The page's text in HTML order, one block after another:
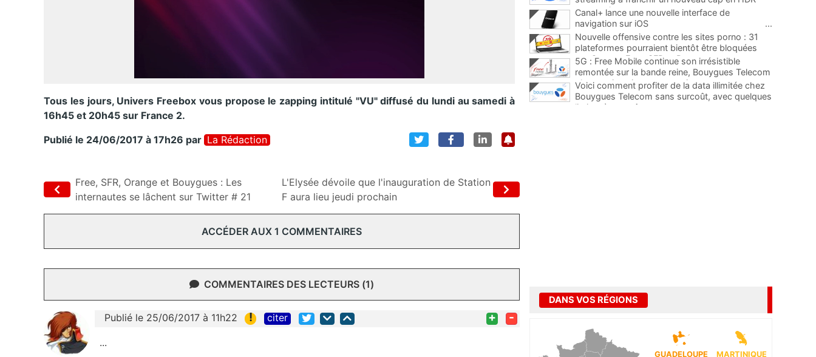
Tous les jours, Univers Freebox vous propose le zapping intitulé "VU" diffusé du lundi au samedi à
16h45 et 20h45 sur France 2.
Publié le 24/06/2017 à 17h26 par La Rédaction
Free, SFR, Orange et Bouygues : Les
internautes se lâchent sur Twitter # 21
L'Elysée dévoile que l'inauguration de Station
F aura lieu jeudi prochain
ACCÉDER AUX 1 COMMENTAIRES
COMMENTAIRES DES LECTEURS (1)
Publié le 25/06/2017 à 11h22 ! citer + -
...
avec ce lancement
Canal+ lance une nouvelle interface de
navigation sur iOS
...
Nouvelle offensive contre les sites porno : 31
plateformes pourraient bientôt être bloquées
par Orange, Free, SFR et Bouygues
5G : Free Mobile continue son irrésistible
remontée sur la bande reine, Bouygues Telecom
plus que jamais sous pression
Voici comment profiter de la data illimitée chez
Bouygues Telecom sans surcoût, avec quelques
limites à connaître
DANS VOS RÉGIONS
GUADELOUPE MARTINIQUE